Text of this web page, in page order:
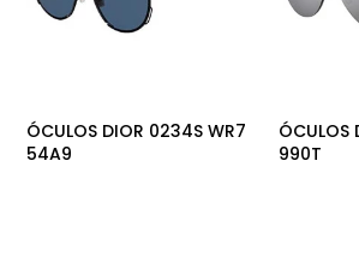
ÓCULOS DIOR 0234S WR7
54A9
ÓCULOS
990T